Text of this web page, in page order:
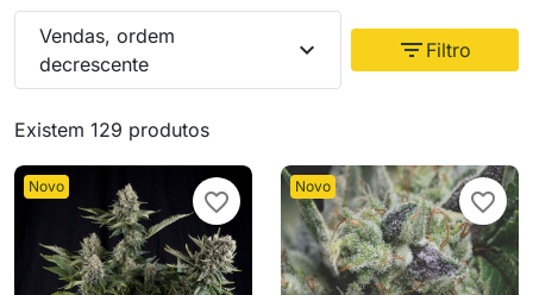
Existem 129 produtos
Vendas, ordem
decrescente
expand_more filter_list Filtro
Novo
favorite_border
Novo
favorite_border